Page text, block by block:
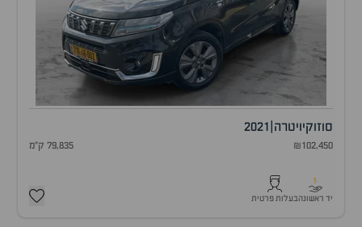
סוזוקיויטרה 2021
₪102,450 79,835 ק"מ
1
יד ראשונהבעלות פרטית